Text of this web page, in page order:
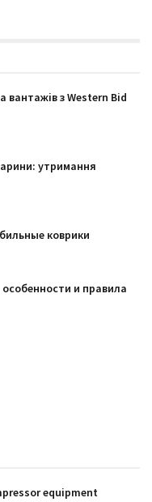
вантажів з Western Bid
утримання
коврики
и правила
equipment